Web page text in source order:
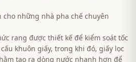
cho những nhà pha chế chuyên
rang được thiết kế để kiểm soát tốc
khuôn giấy, trong khi đó, giấy lọc
tạo ra dòng nước nhanh hơn để